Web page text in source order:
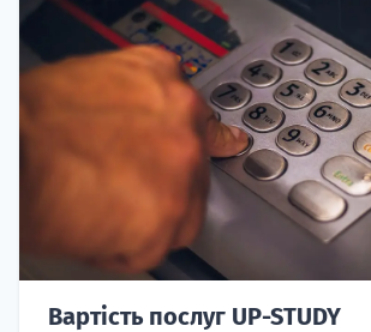
Вартість послуг UP-STUDY